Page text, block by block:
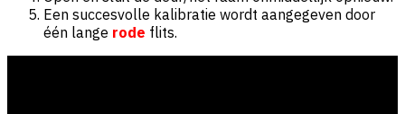
Een succesvolle kalibratie wordt aangegeven door
één lange rode flits.